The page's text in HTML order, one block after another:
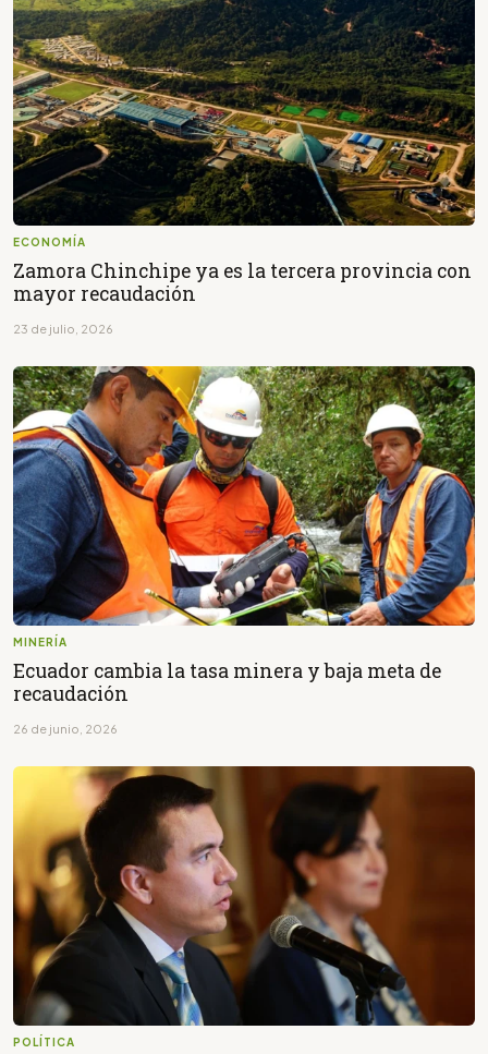
ECONOMÍA
Zamora Chinchipe ya es la tercera provincia con
mayor recaudación
23 de julio, 2026
MINERÍA
Ecuador cambia la tasa minera y baja meta de
recaudación
26 de junio, 2026
POLÍTICA